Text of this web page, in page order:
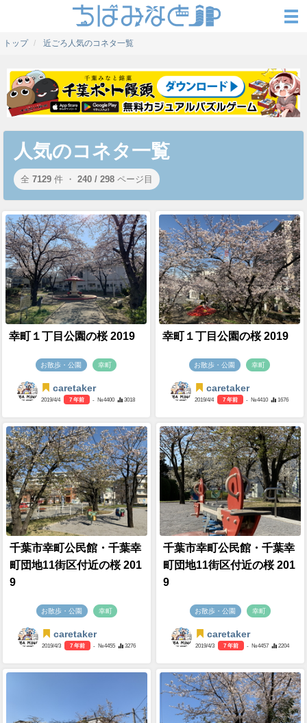
トップ 近ごろ人気のコネタ一覧
人気のコネタ一覧
全 7129 件 ・ 240 / 298 ページ目
幸町１丁目公園の桜 2019
お散歩・公園 幸町
caretaker
2019/4/4 7 年前 - №4400 3018
幸町１丁目公園の桜 2019
お散歩・公園 幸町
caretaker
2019/4/4 7 年前 - №4410 1676
千葉市幸町公民館・千葉幸
町団地11街区付近の桜 201
9
お散歩・公園 幸町
caretaker
2019/4/3 7 年前 - №4455 3276
千葉市幸町公民館・千葉幸
町団地11街区付近の桜 201
9
お散歩・公園 幸町
caretaker
2019/4/3 7 年前 - №4457 2204